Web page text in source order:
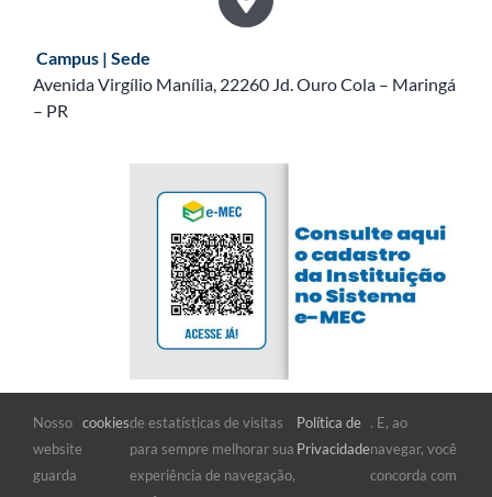
Campus | Sede
Avenida Virgílio Manília, 22260 Jd. Ouro Cola – Maringá
– PR
FIQUE POR DENTRO
Nosso
website
guarda
cookiesde estatísticas de visitas
para sempre melhorar sua
experiência de navegação,
Política de
Privacidade
. E, ao
navegar, você
concorda com